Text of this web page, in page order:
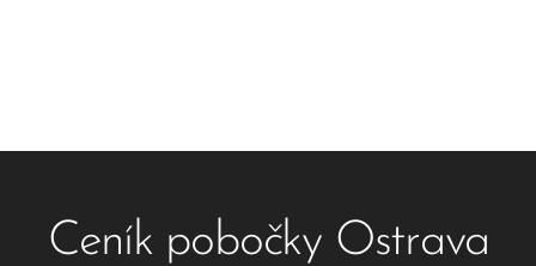
Ceník pobočky Ostrava